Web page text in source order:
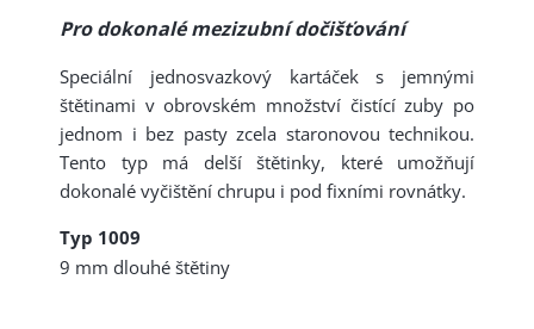
Pro dokonalé mezizubní dočišťování
Speciální jednosvazkový kartáček s jemnými
štětinami v obrovském množství čistící zuby po
jednom i bez pasty zcela staronovou technikou.
Tento typ má delší štětinky, které umožňují
dokonalé vyčištění chrupu i pod fixními rovnátky.
Typ 1009
9 mm dlouhé štětiny